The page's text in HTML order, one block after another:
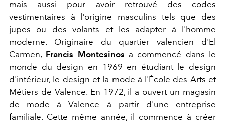
mais aussi pour avoir retrouvé des codes
vestimentaires à l'origine masculins tels que des
jupes ou des volants et les adapter à l'homme
moderne. Originaire du quartier valencien d'El
Carmen, Francis Montesinos a commencé dans le
monde du design en 1969 en étudiant le design
d'intérieur, le design et la mode à l'École des Arts et
Métiers de Valence. En 1972, il a ouvert un magasin
de mode à Valence à partir d'une entreprise
familiale. Cette même année, il commence à créer